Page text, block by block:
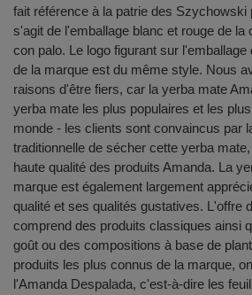
fait référence à la patrie des Szychowski
s'agit de l'emballage blanc et rouge de la
con palo. Le logo figurant sur l'emballage
de la marque est du même style. Nous
raisons d'être fiers, car la yerba mate
yerba mate les plus populaires et les
monde - les clients sont convaincus par
traditionnelle de sécher cette yerba
haute qualité des produits Amanda. La
marque est également largement
qualité et ses qualités gustatives. L'offre
comprend des produits classiques ainsi
goût ou des compositions à base de
produits les plus connus de la marque,
l'Amanda Despalada, c'est-à-dire les